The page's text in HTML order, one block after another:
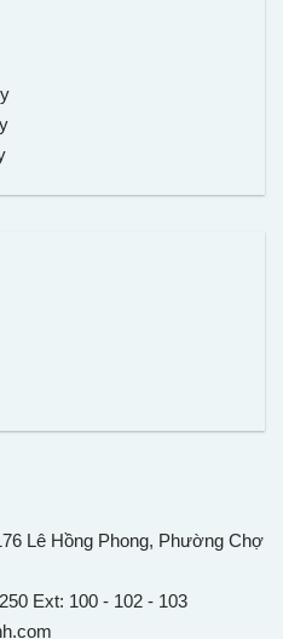
Lê Hồng Phong, Phường Chợ
Ext: 100 - 102 - 103